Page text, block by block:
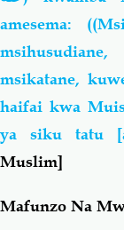
amesema:
msikatane,
haifai kwa
ya siku tatu
Muslim]
Mafunzo Na